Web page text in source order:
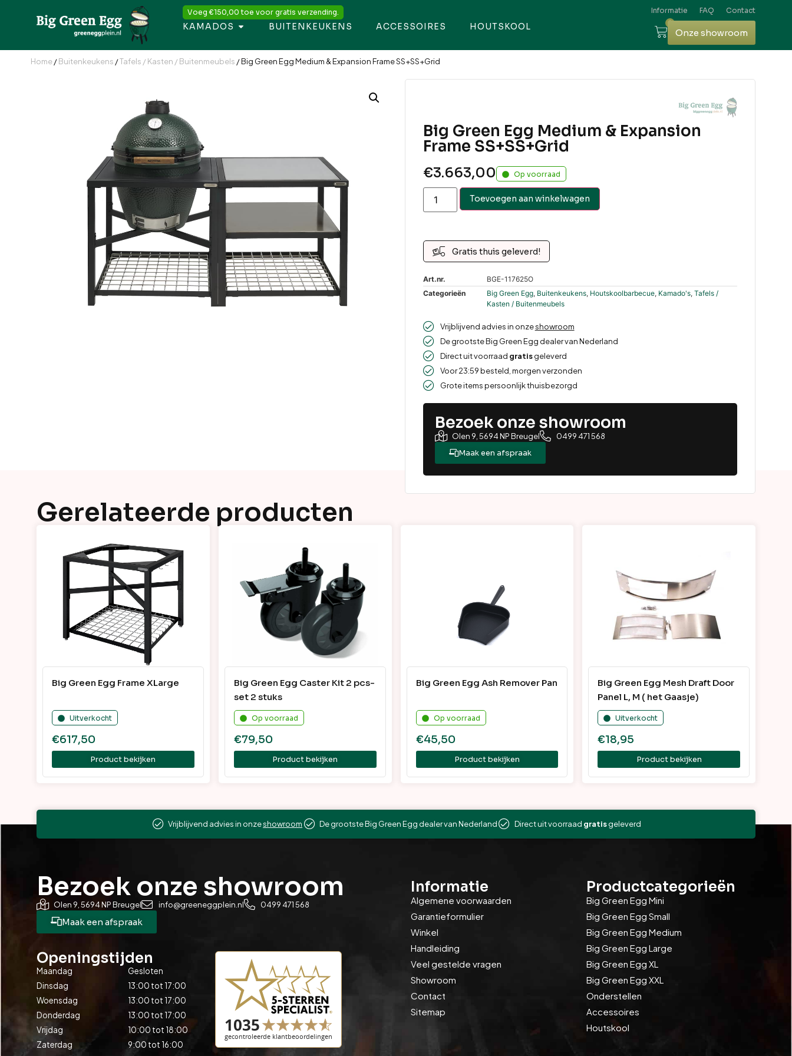
Voeg€150,00 toe voor gratis verzending. Informatie FAQ Contact
KAMADOS BUITENKEUKENS ACCESSOIRES HOUTSKOOL 0
Onze showroom
Home/Buitenkeukens /Tafels / Kasten / Buitenmeubels / Big Green Egg Medium & Expansion Frame SS+SS+Grid
Big Green Egg Medium & Expansion
Frame SS+SS+Grid
€3.663,00 Op voorraad
Toevoegen aan winkelwagen
Gratis thuis geleverd!
Art.nr.
BGE-117625O
Categorieën
Big Green Egg, Buitenkeukens, Houtskoolbarbecue, Kamado's, Tafels /
Kasten / Buitenmeubels
Vrijblijvend advies in onzeshowroom
De grootste Big Green Egg dealer van Nederland
Direct uit voorraad gratisgeleverd
Voor 23:59 besteld, morgen verzonden
Grote items persoonlijk thuisbezorgd
Bezoek onze showroom
Olen 9, 5694 NP Breugel 0499 471 568
Maak een afspraak
Gerelateerde producten
Big Green Egg Frame XLarge
Uitverkocht
€617,50
Product bekijken
Big Green Egg Caster Kit 2 pcs-
set 2 stuks
Op voorraad
€79,50
Product bekijken
Big Green Egg Ash Remover Pan
Op voorraad
€45,50
Product bekijken
Big Green Egg Mesh Draft Door
Panel L, M ( het Gaasje)
Uitverkocht
€18,95
Product bekijken
Vrijblijvend advies in onzeshowroom De grootste Big Green Egg dealer van Nederland Direct uit voorraad gratisgeleverd
Bezoek onze showroom
Olen 9, 5694 NP Breugel info@greeneggplein.nl 0499 471 568
Maak een afspraak
Openingstijden
Maandag
Gesloten
Dinsdag
13:00 tot 17:00
Woensdag
13:00 tot 17:00
Donderdag
13:00 tot 17:00
Vrijdag
10:00 tot 18:00
Zaterdag
9:00 tot 16:00
Informatie
Algemene voorwaarden
Garantieformulier
Winkel
Handleiding
Veel gestelde vragen
Showroom
Contact
Sitemap
Productcategorieën
Big Green Egg Mini
Big Green Egg Small
Big Green Egg Medium
Big Green Egg Large
Big Green Egg XL
Big Green Egg XXL
Onderstellen
Accessoires
Houtskool